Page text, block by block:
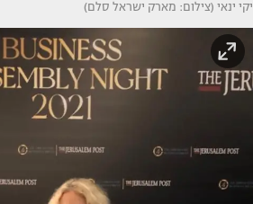
יקי ינאי (צילום: מארק ישראל סלם)